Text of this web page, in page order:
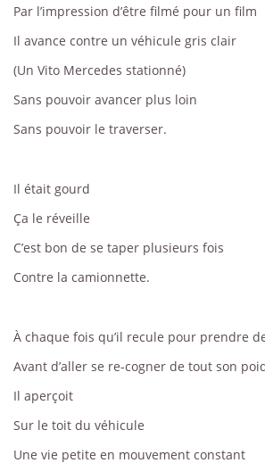
Par l’impression d’être filmé pour un film
Il avance contre un véhicule gris clair
(Un Vito Mercedes stationné)
Sans pouvoir avancer plus loin
Sans pouvoir le traverser.
Il était gourd
Ça le réveille
C’est bon de se taper plusieurs fois
Contre la camionnette.
À chaque fois qu’il recule pour prendre
Avant d’aller se re-cogner de tout son
Il aperçoit
Sur le toit du véhicule
Une vie petite en mouvement constant